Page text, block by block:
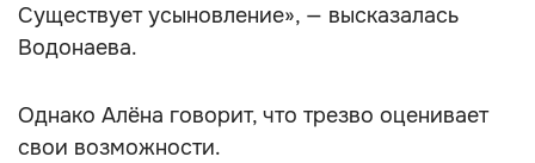
Существует усыновление», — высказалась
Водонаева.
Однако Алёна говорит, что трезво оценивает
свои возможности.